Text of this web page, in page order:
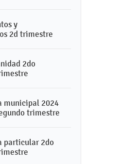
y
2d trimestre
2do
municipal 2024
trimestre
particular 2do